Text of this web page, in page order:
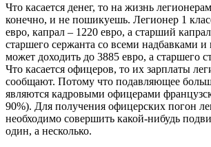
Что касается денег, то на жизнь
конечно, и не пошикуешь. Легионер 1
евро, капрал – 1220 евро, а старший
старшего сержанта со всеми надбавками и
может доходить до 3885 евро, а старшего
Что касается офицеров, то их зарплаты
сообщают. Потому что подавляющее
являются кадровыми офицерами
90%). Для получения офицерских погон
необходимо совершить какой-нибудь
один, а несколько.